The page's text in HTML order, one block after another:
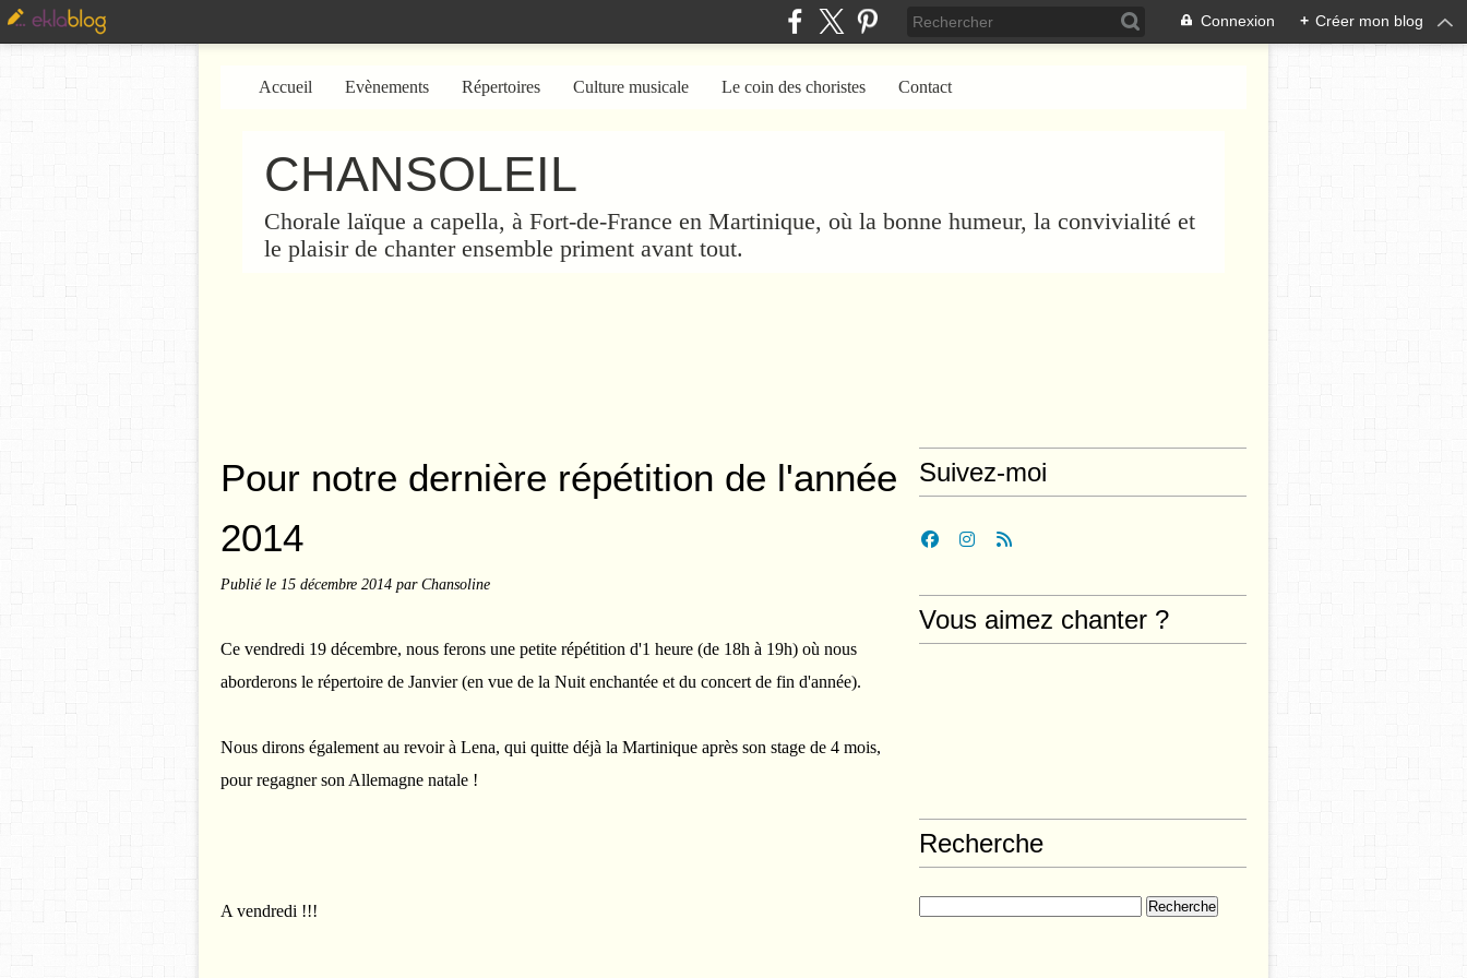
Connexion + Créer mon blog
CHANSOLEIL
Chorale laïque a capella, à Fort-de-France en Martinique, où la bonne humeur, la convivialité et
le plaisir de chanter ensemble priment avant tout.
Accueil Evènements Répertoires Culture musicale Le coin des choristes Contact
Pour notre dernière répétition de l'année
2014
Publié le 15 décembre 2014 par Chansoline
Ce vendredi 19 décembre, nous ferons une petite répétition d'1 heure (de 18h à 19h) où nous
aborderons le répertoire de Janvier (en vue de la Nuit enchantée et du concert de fin d'année).
Nous dirons également au revoir à Lena, qui quitte déjà la Martinique après son stage de 4 mois,
pour regagner son Allemagne natale !
A vendredi !!!
Suivez-moi
Vous aimez chanter ?
Recherche